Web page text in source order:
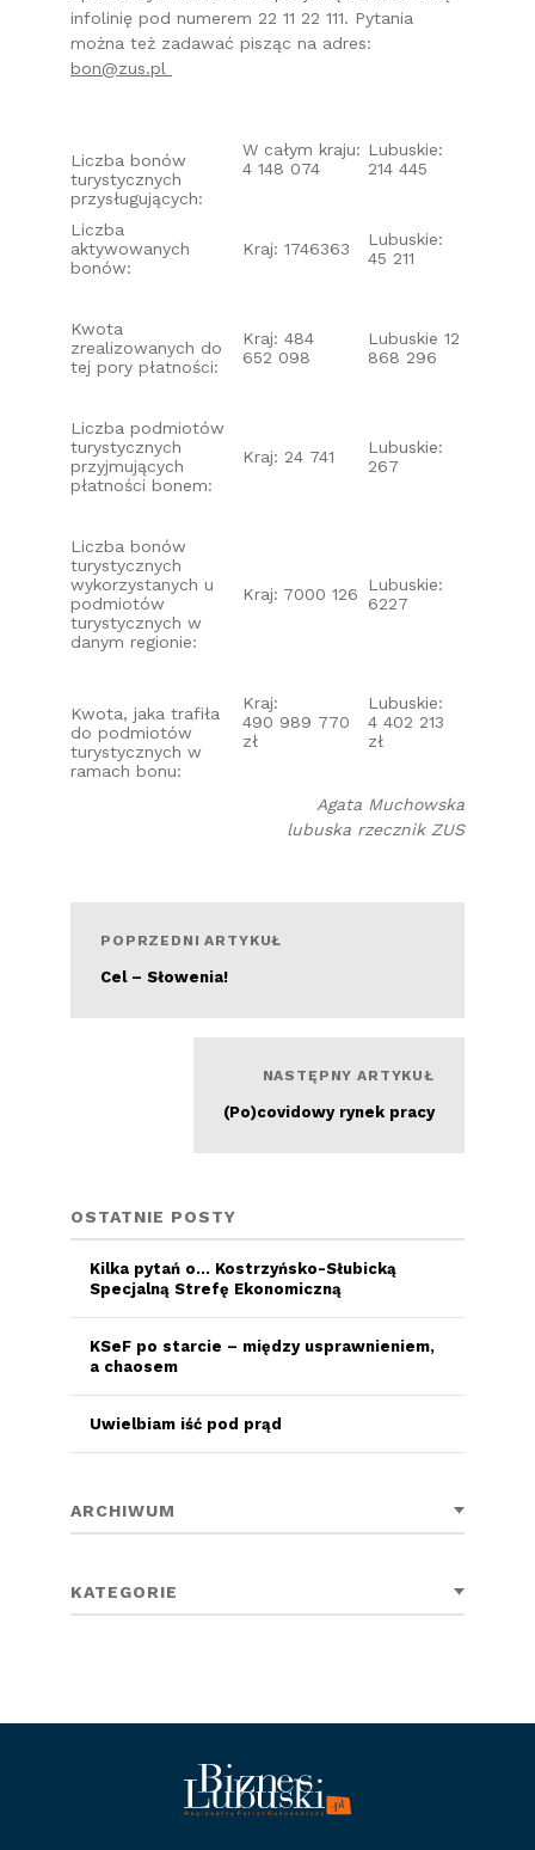
infolinię pod numerem 22 11 22 111. Pytania
można też zadawać pisząc na adres:
bon@zus.pl
Liczba bonów
turystycznych
przysługujących:
W całym kraju:
4 148 074
Lubuskie:
214 445
Liczba
aktywowanych
bonów:
Kraj: 1746363
Lubuskie:
45 211
Kwota
zrealizowanych do
tej pory płatności:
Kraj: 484
652 098
Lubuskie 12
868 296
Liczba podmiotów
turystycznych
przyjmujących
płatności bonem:
Kraj: 24 741
Lubuskie:
267
Liczba bonów
turystycznych
wykorzystanych u
podmiotów
turystycznych w
danym regionie:
Kraj: 7000 126
Lubuskie:
6227
Kwota, jaka trafiła
do podmiotów
turystycznych w
ramach bonu:
Kraj:
490 989 770
zł
Lubuskie:
4 402 213
zł
Agata Muchowska
lubuska rzecznik ZUS
POPRZEDNI ARTYKUŁ
Cel – Słowenia!
NASTĘPNY ARTYKUŁ
(Po)covidowy rynek pracy
OSTATNIE POSTY
Kilka pytań o… Kostrzyńsko-Słubicką
Specjalną Strefę Ekonomiczną
KSeF po starcie – między usprawnieniem,
a chaosem
Uwielbiam iść pod prąd
ARCHIWUM
KATEGORIE